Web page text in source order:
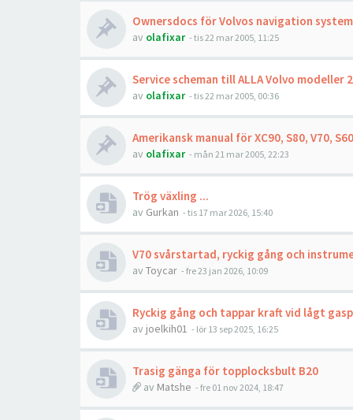
Ownersdocs för Volvos navigation system
av olafixar - tis 22 mar 2005, 11:25
Service scheman till ALLA Volvo modeller
av olafixar - tis 22 mar 2005, 00:36
Amerikansk manual för XC90, S80, V70,
av olafixar - mån 21 mar 2005, 22:23
Trög växling ...
av Gurkan - tis 17 mar 2026, 15:40
V70 svårstartad, ryckig gång och
av Toycar - fre 23 jan 2026, 10:09
Ryckig gång och tappar kraft vid lågt
av joelkih01 - lör 13 sep 2025, 16:25
Trasig gänga för topplocksbult B20
av Matshe - fre 01 nov 2024, 18:47